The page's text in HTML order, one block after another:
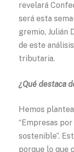
revelará
será esta
gremio, Julián
de este
tributaria.
¿Qué destaca
Hemos
“Empresas
sostenible”.
porque lo que